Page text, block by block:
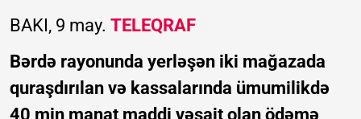
BAKI, 9 may. TELEQRAF
Bərdə rayonunda yerləşən iki mağazada
quraşdırılan və kassalarında ümumilikdə
40 min manat maddi vəsait olan ödəmə